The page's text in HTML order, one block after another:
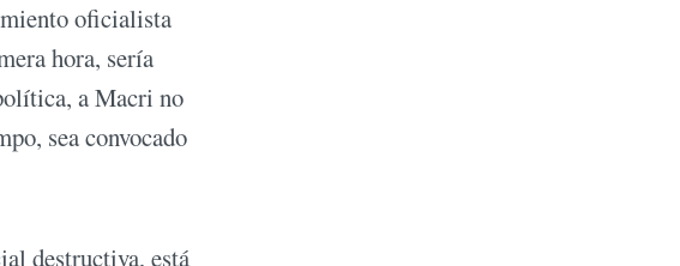
oficialista
hora, sería
a Macri no
sea convocado
destructiva, está